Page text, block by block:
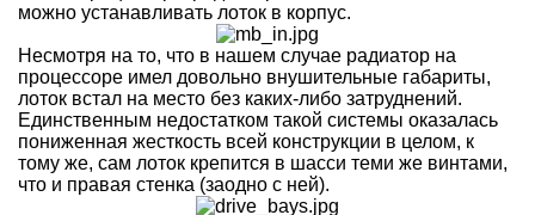
можно устанавливать лоток в корпус.
Несмотря на то, что в нашем случае радиатор на
процессоре имел довольно внушительные габариты,
лоток встал на место без каких-либо затруднений.
Единственным недостатком такой системы оказалась
пониженная жесткость всей конструкции в целом, к
тому же, сам лоток крепится в шасси теми же винтами,
что и правая стенка (заодно с ней).